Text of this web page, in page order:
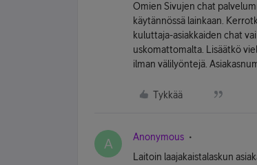
Omien Sivujen chat
käytännössä lainkaan.
kuluttaja-asiakkaiden chat
uskomattomalta. Lisäätkö
ilman välilyöntejä.
Tykkää
A Anonymous
Laitoin laajakaistalaskun